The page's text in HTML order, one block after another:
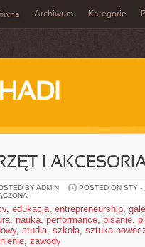
Archiwum Kategorie
I
BY ADMIN POSTED ON STY -
, edukacja, entrepreneurship,
, nauka, performance, pisanie,
, studia, szkoła, sztuka
, zawody